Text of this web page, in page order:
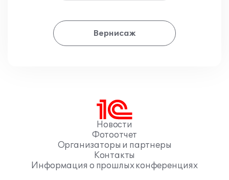
Вернисаж
Новости
Фотоотчет
Организаторы и партнеры
Контакты
Информация о прошлых конференциях